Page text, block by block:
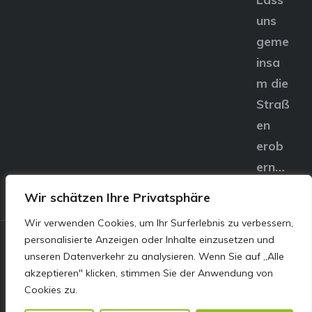
Wir schätzen Ihre Privatsphäre
Wir verwenden Cookies, um Ihr Surferlebnis zu verbessern,
personalisierte Anzeigen oder Inhalte einzusetzen und
unseren Datenverkehr zu analysieren. Wenn Sie auf „Alle
akzeptieren" klicken, stimmen Sie der Anwendung von
Cookies zu.
uns
geme
insa
m die
Straß
en
erob
ern…
© E&S Motors GmbH,
Linzer Straße 83 4240
Freistadt